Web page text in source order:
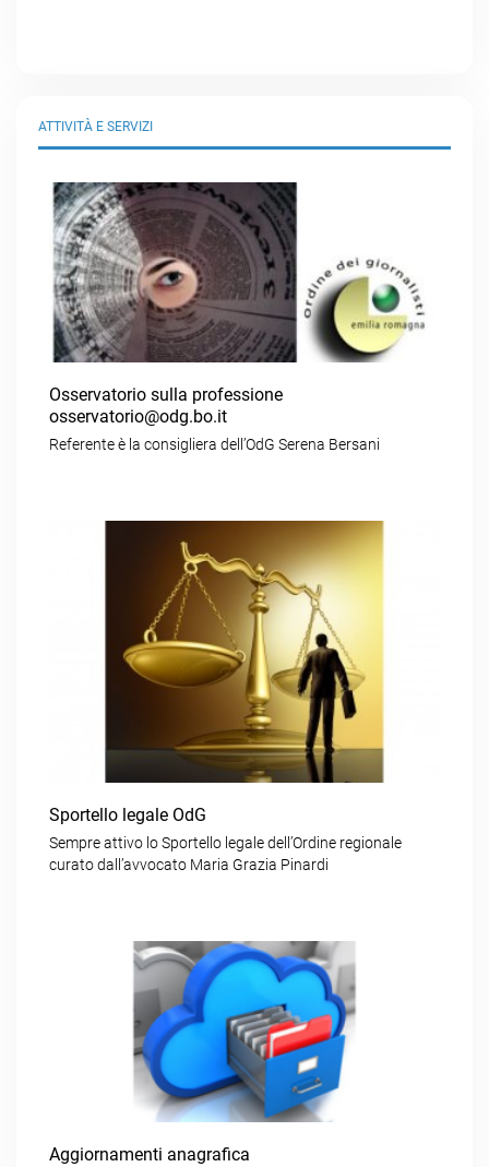
ATTIVITÀ E SERVIZI
Osservatorio sulla professione
osservatorio@odg.bo.it
Referente è la consigliera dell’OdG Serena Bersani
Sportello legale OdG
Sempre attivo lo Sportello legale dell’Ordine regionale
curato dall’avvocato Maria Grazia Pinardi
Aggiornamenti anagrafica